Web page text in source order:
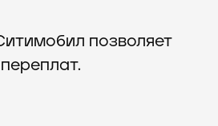
позволяет